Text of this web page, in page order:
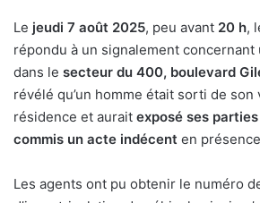
Le jeudi 7 août 2025, peu avant 20 h,
répondu à un signalement
dans le secteur du 400, boulevard
révélé qu’un homme était sorti de
résidence et aurait exposé ses
commis un acte indécent en
Les agents ont pu obtenir le numéro